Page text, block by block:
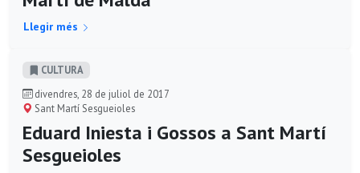
Llegir més
CULTURA
divendres, 28 de juliol de 2017
Sant Martí Sesgueioles
Eduard Iniesta i Gossos a Sant Martí
Sesgueioles